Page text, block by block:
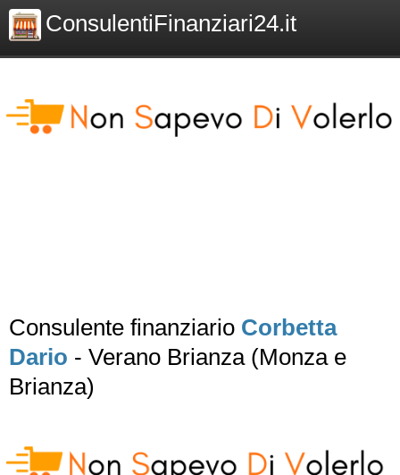
ConsulentiFinanziari24.it
Consulente finanziario Corbetta
Dario - Verano Brianza (Monza e
Brianza)